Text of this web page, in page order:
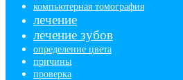
компьютерная томография
лечение
лечение зубов
определение цвета
причины
проверка